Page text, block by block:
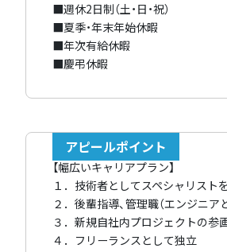
■週休2日制（土・日・祝）
■夏季・年末年始休暇
■年次有給休暇
■慶弔休暇
アピールポイント
【幅広いキャリアプラン】
１．技術者としてスペシャリスト
２．後輩指導、管理職（エンジニア
３．新規自社内プロジェクトの参
４．フリーランスとして独立